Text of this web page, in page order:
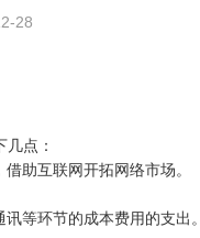
28
几点：
助互联网开拓网络市场。
等环节的成本费用的支出